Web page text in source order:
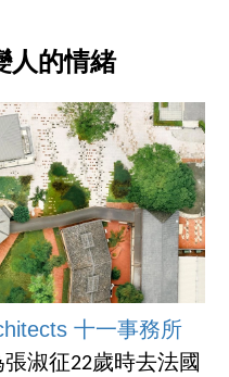
人的情緒
十一事務所
淑征22歲時去法國